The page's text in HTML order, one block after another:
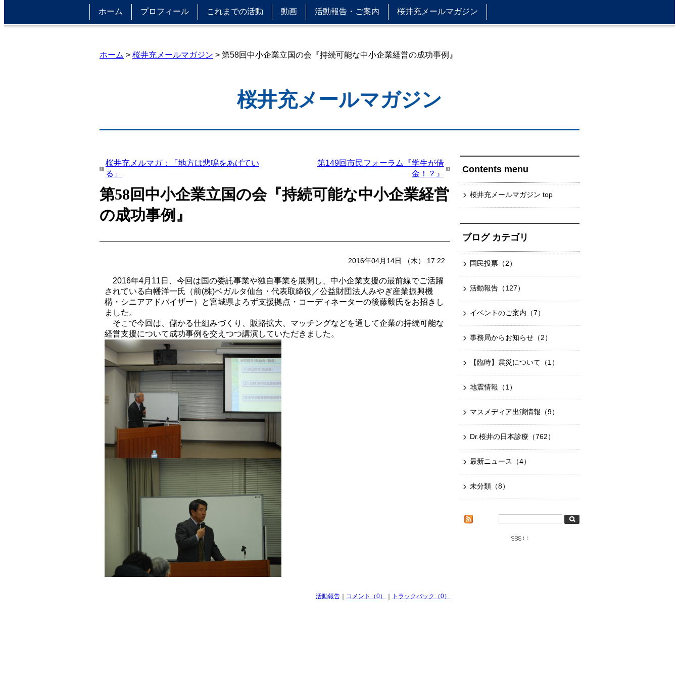
ホーム プロフィール これまでの活動 動画 活動報告・ご案内 桜井充メールマガジン
ホーム > 桜井充メールマガジン > 第58回中小企業立国の会『持続可能な中小企業経営の成功事例』
桜井充メールマガジン
桜井充メルマガ：「地方は悲鳴をあげてい
る」
第149回市民フォーラム『学生が借
金！？』
第58回中小企業立国の会『持続可能な中小企業経営
の成功事例』
2016年04月14日 （木） 17:22
2016年4月11日、今回は国の委託事業や独自事業を展開し、中小企業支援の最前線でご活躍
されている白幡洋一氏（前(株)ベガルタ仙台・代表取締役／公益財団法人みやぎ産業振興機
構・シニアアドバイザー）と宮城県よろず支援拠点・コーディネーターの後藤毅氏をお招きし
ました。
そこで今回は、儲かる仕組みづくり、販路拡大、マッチングなどを通して企業の持続可能な
経営支援について成功事例を交えつつ講演していただきました。
活動報告｜ コメント（0） トラックバック（0）
Contents menu
桜井充メールマガジン top
ブログ カテゴリ
国民投票（2）
活動報告（127）
イベントのご案内 （7）
事務局からお知らせ（2）
【臨時】震災について （1）
地震情報 （1）
マスメディア出演情報 （9）
Dr.桜井の日本診療 （762）
最新ニュース （4）
未分類（8）